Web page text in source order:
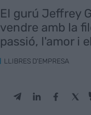
El gurú Jeffrey
vendre amb la
passió, l'amor i
LLIBRES D'EMPRESA